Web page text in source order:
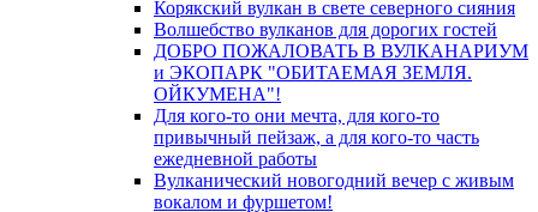
Корякский вулкан в свете северного сияния
Волшебство вулканов для дорогих гостей
ДОБРО ПОЖАЛОВАТЬ В ВУЛКАНАРИУМ
и ЭКОПАРК "ОБИТАЕМАЯ ЗЕМЛЯ.
ОЙКУМЕНА"!
Для кого-то они мечта, для кого-то
привычный пейзаж, а для кого-то часть
ежедневной работы
Вулканический новогодний вечер с живым
вокалом и фуршетом!